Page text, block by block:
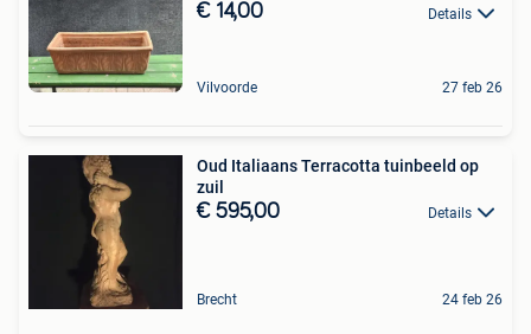
€ 14,00 Details
Vilvoorde 27 feb 26
Oud Italiaans Terracotta tuinbeeld op
zuil
€ 595,00 Details
Brecht 24 feb 26